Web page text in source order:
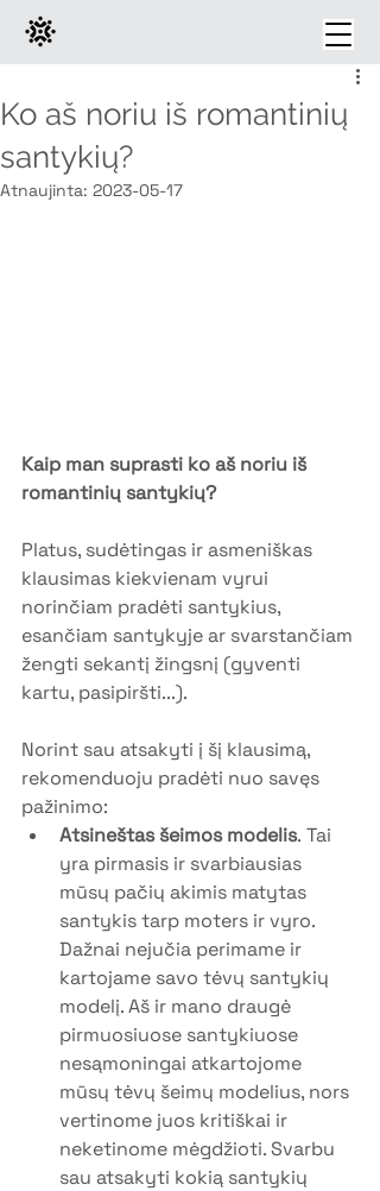
Ko aš noriu iš romantinių
santykių?
Atnaujinta: 2023-05-17
Kaip man suprasti ko aš noriu iš
romantinių santykių?
Platus, sudėtingas ir asmeniškas
klausimas kiekvienam vyrui
norinčiam pradėti santykius,
esančiam santykyje ar svarstančiam
žengti sekantį žingsnį (gyventi
kartu, pasipiršti...).
Norint sau atsakyti į šį klausimą,
rekomenduoju pradėti nuo savęs
pažinimo:
Atsineštas šeimos modelis. Tai
yra pirmasis ir svarbiausias
mūsų pačių akimis matytas
santykis tarp moters ir vyro.
Dažnai nejučia perimame ir
kartojame savo tėvų santykių
modelį. Aš ir mano draugė
pirmuosiuose santykiuose
nesąmoningai atkartojome
mūsų tėvų šeimų modelius, nors
vertinome juos kritiškai ir
neketinome mėgdžioti. Svarbu
sau atsakyti kokią santykių